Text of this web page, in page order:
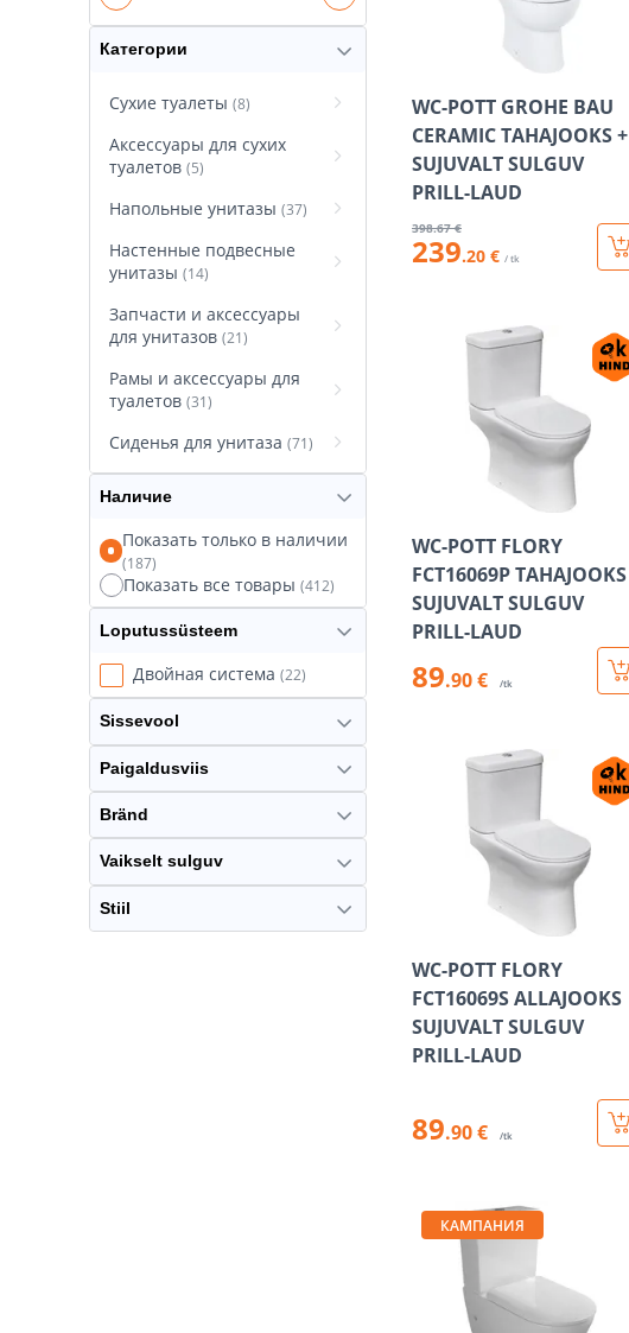
WC-POTT GROHE BAU
CERAMIC TAHAJOOKS +
SUJUVALT SULGUV
PRILL-LAUD
398.67 €
239.20 € / tk
WC-POTT FLORY
FCT16069P TAHAJOOKS
SUJUVALT SULGUV
PRILL-LAUD
89.90 € /tk
WC-POTT FLORY
FCT16069S ALLAJOOKS
SUJUVALT SULGUV
PRILL-LAUD
89.90 € /tk
КАМПАНИЯ
Категории
Сухие туалеты (8)
Аксессуары для сухих
туалетов (5)
Напольные унитазы (37)
Настенные подвесные
унитазы (14)
Запчасти и аксессуары
для унитазов (21)
Рамы и аксессуары для
туалетов (31)
Сиденья для унитаза (71)
Наличие
Показать только в наличии
(187)
Показать все товары (412)
Loputussüsteem
Двойная система (22)
Sissevool
Paigaldusviis
Bränd
Vaikselt sulguv
Stiil